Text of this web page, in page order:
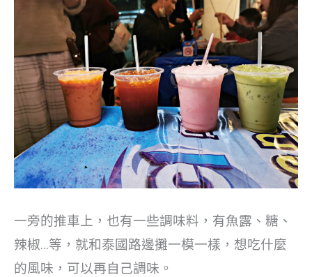
一旁的推車上，也有一些調味料，有魚露、糖、
辣椒…等，就和泰國路邊攤一模一樣，想吃什麼
的風味，可以再自己調味。